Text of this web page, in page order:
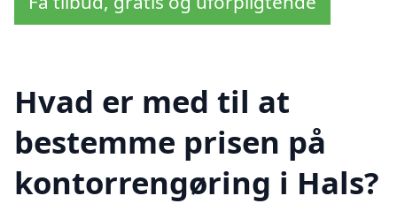
Hvad er med til at
bestemme prisen på
kontorrengøring i Hals?